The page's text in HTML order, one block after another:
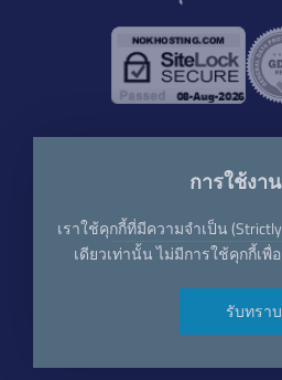
การใช้งา
เราใช้คุกกี้ที่มีความจำเป็น (Strictly
เดียวเท่านั้น ไม่มีการใช้คุกกี้เพื่
รับทราบ